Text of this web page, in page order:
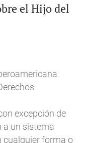
el Hijo del
excepción de
a un sistema
cualquier forma o